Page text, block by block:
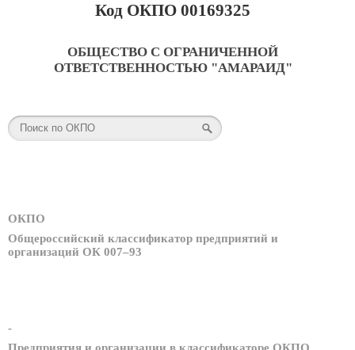
Код ОКПО 00169325
ОБЩЕСТВО С ОГРАНИЧЕННОЙ
ОТВЕТСТВЕННОСТЬЮ "АМАРАИД"
ОКПО
Общероссийский классификатор предприятий и
организаций ОК 007–93
-